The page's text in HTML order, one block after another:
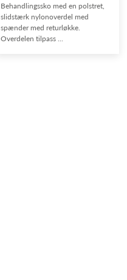
Behandlingssko med en polstret,
slidstærk nylonoverdel med
spænder med returløkke.
Overdelen tilpass ...